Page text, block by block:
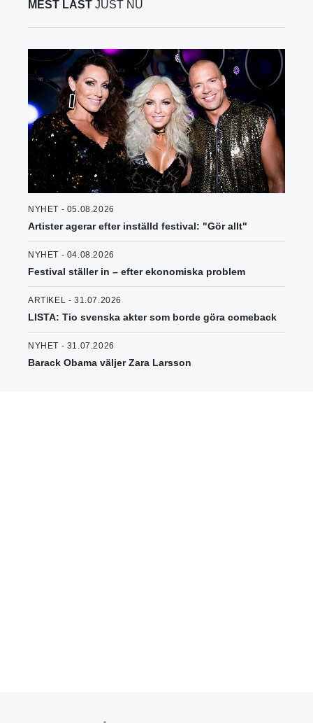
MEST LÄST JUST NU
NYHET - 05.08.2026
Artister agerar efter inställd festival: "Gör allt"
NYHET - 04.08.2026
Festival ställer in – efter ekonomiska problem
ARTIKEL - 31.07.2026
LISTA: Tio svenska akter som borde göra comeback
NYHET - 31.07.2026
Barack Obama väljer Zara Larsson